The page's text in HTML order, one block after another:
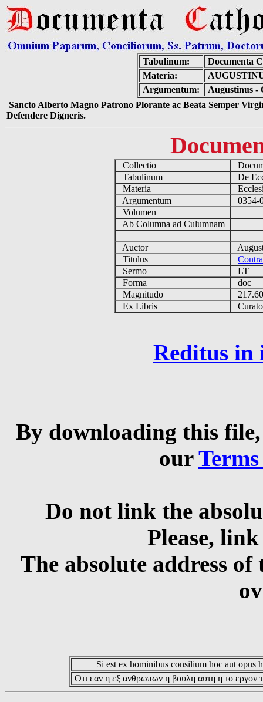
Tabulinum:
Documenta
Materia:
Argumentum:
Augustinus -
Sancto Alberto Magno Patrono Plorante ac Beata Semper
Defendere Digneris.
Collectio
Tabulinum
De
Materia
Argumentum
0354-
Volumen
Ab Columna ad Culumnam
Auctor
Titulus
Sermo
LT
Forma
doc
Magnitudo
Ex Libris
Reditus in
By downloading this
our
Do not link the
Please,
The absolute address
Si est ex hominibus consilium hoc aut opus
Οτι εαν η εξ ανθρωπων η βουλη αυτη η το εργον